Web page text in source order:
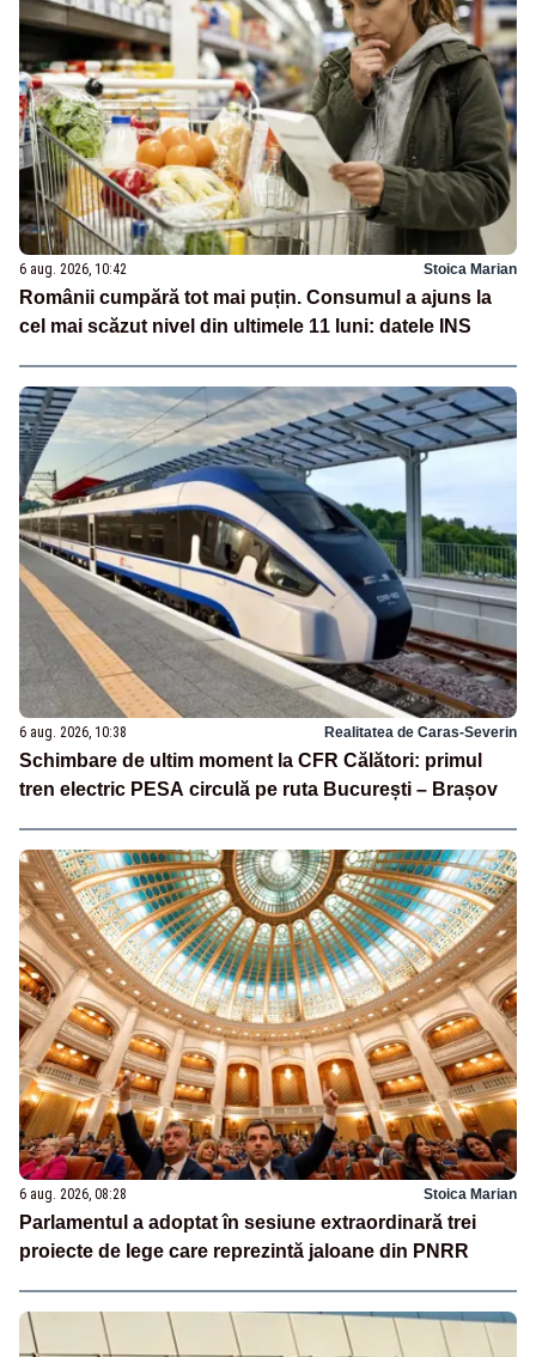
6 aug. 2026, 10:42 Stoica Marian
Românii cumpără tot mai puțin. Consumul a ajuns la
cel mai scăzut nivel din ultimele 11 luni: datele INS
6 aug. 2026, 10:38 Realitatea de Caras-Severin
Schimbare de ultim moment la CFR Călători: primul
tren electric PESA circulă pe ruta București – Brașov
6 aug. 2026, 08:28 Stoica Marian
Parlamentul a adoptat în sesiune extraordinară trei
proiecte de lege care reprezintă jaloane din PNRR